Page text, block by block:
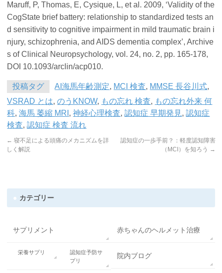
Maruff, P, Thomas, E, Cysique, L, et al. 2009, ‘Validity of the
CogState brief battery: relationship to standardized tests an
d sensitivity to cognitive impairment in mild traumatic brain i
njury, schizophrenia, and AIDS dementia complex’,Archive
s of Clinical Neuropsychology, vol. 24, no. 2, pp. 165-178,
DOI 10.1093/arclin/acp010.
投稿タグ AI海馬年齢測定, MCI 検査, MMSE 長谷川式,
VSRAD とは,のうKNOW, もの忘れ 検査, もの忘れ外来 何
科,海馬 萎縮 MRI ,神経心理検査,認知症 早期発見,認知症
検査,認知症 検査 流れ
← 寝不足による頭痛のメカニズムを詳
しく解説
認知症の一歩手前？：軽度認知障害
（MCI）を知ろう →
カテゴリー
サプリメント
栄養サプリ
認知症予防サ
プリ
赤ちゃんのヘルメット治療
院内ブログ